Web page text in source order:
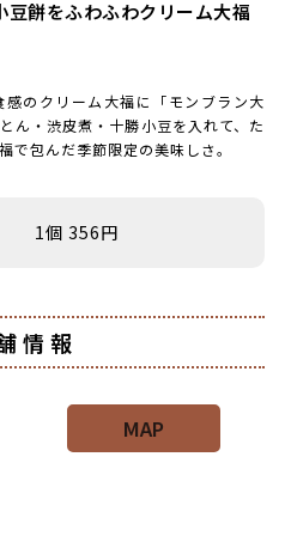
餅をふわふわクリーム大福
のクリーム大福に「モンブラン大
ん・渋皮煮・十勝小豆を入れて、た
で包んだ季節限定の美味しさ。
1個 356円
情報
MAP